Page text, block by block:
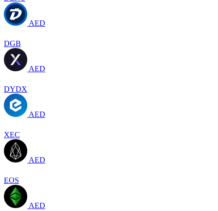
AED
DGB
AED
DYDX
AED
XEC
AED
EOS
AED